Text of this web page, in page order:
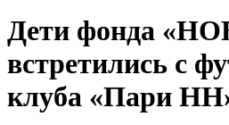
Дети фонда
встретились с
клуба «Пари